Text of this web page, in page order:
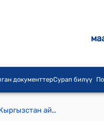
документтерСурап билүү
Ийри-Суу айылдык кенешинин 2023-жылдын 5-октябры № 106 "Кыргызстан айылынын тургуну Исмаилов Аширбектин арызын канааттандыруу жөнүндө" токтому